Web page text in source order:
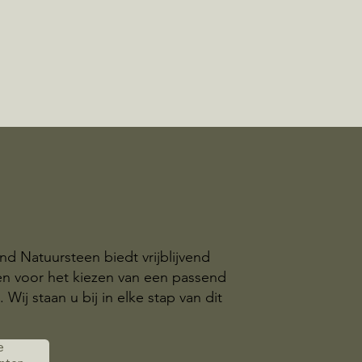
Natuursteen biedt vrijblijvend
voor het kiezen van een passend
Wij staan u bij in elke stap van dit